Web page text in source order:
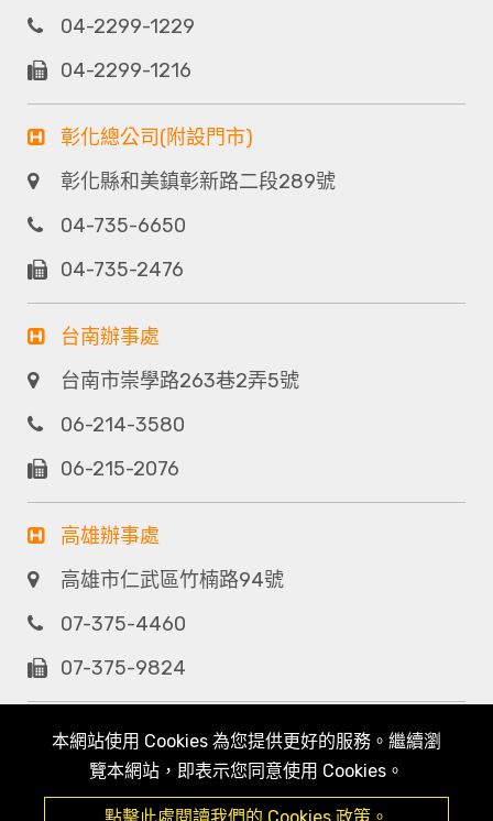
本網站使用 Cookies 為您提供更好的服務。繼續瀏
覽本網站，即表示您同意使用 Cookies。
04-2299-1229
04-2299-1216
彰化總公司(附設門市)
彰化縣和美鎮彰新路二段289號
04-735-6650
04-735-2476
台南辦事處
台南市崇學路263巷2弄5號
06-214-3580
06-215-2076
高雄辦事處
高雄市仁武區竹楠路94號
07-375-4460
07-375-9824